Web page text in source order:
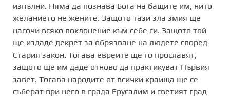
изпълни. Няма да познава Бога на бащите им, нито
желанието не жените. Защото тази зла змия ще
насочи всяко поклонение към себе си. Защото той
ще издаде декрет за обрязване на людете според
Стария закон. Тогава евреите ще го прославят,
защото ще им даде отново да практикуват Първия
завет. Тогава народите от всички краища ще се
съберат при него в града Ерусалим и светият град